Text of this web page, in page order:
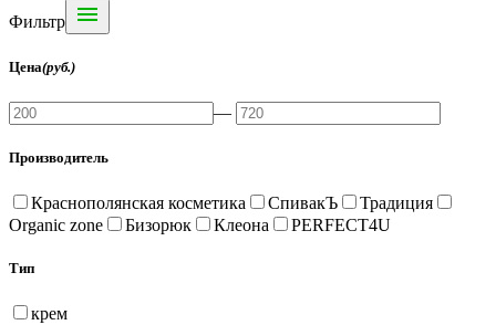
Фильтр 
Цена(руб.)
—
Производитель
Краснополянская косметика СпивакЪ
Традиция
Organic zone
Бизорюк Клеона PERFECT4U
Тип
крем